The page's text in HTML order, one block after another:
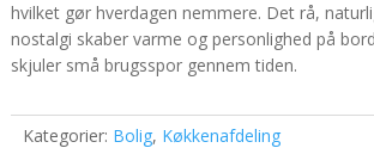
hvilket gør hverdagen nemmere. Det rå,
nostalgi skaber varme og personlighed på
skjuler små brugsspor gennem tiden.
Kategorier: Bolig, Køkkenafdeling